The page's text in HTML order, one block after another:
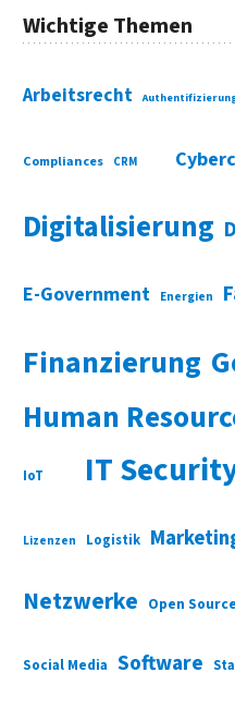
Wichtige Themen
Arbeitsrecht
Compliances CRM
Digitalisierung
E-Government Energien
Finanzierung
Human
IoT IT
Lizenzen Logistik
Netzwerke Open Source
Social Media Software